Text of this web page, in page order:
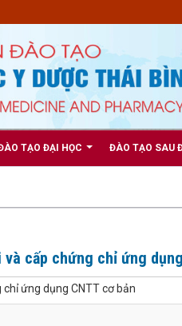
TẠO ĐẠI HỌC ĐÀO TẠO SAU
cấp chứng chỉ ứng
ứng dụng CNTT cơ bản